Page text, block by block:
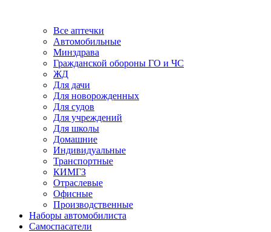
Все аптечки
Автомобильные
Минздрава
Гражданской обороны ГО и ЧС
ЖД
Для дачи
Для новорожденных
Для судов
Для учреждений
Для школы
Домашние
Индивидуальные
Транспортные
КИМГЗ
Отраслевые
Офисные
Производственные
Наборы автомобилиста
Самоспасатели